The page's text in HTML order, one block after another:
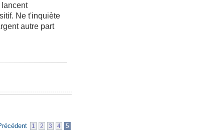
lancent
Ne t'inquiète
autre part
1 2 3 4 5